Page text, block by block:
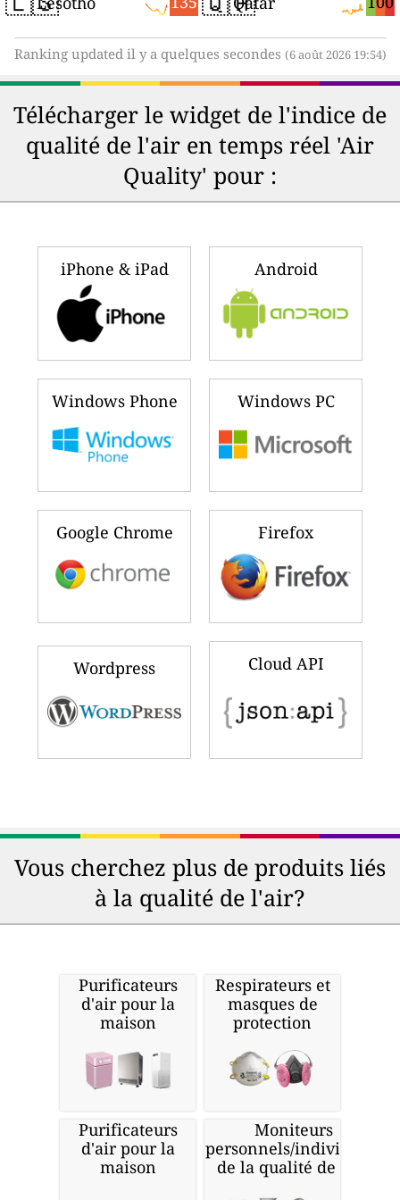
Ranking updated il y a quelques secondes (6 août 2026 19:54)
Télécharger le widget de l'indice de
qualité de l'air en temps réel 'Air
Quality' pour :
iPhone & iPad Android
Windows Phone Windows PC
Google Chrome Firefox
Wordpress Cloud API
Vous cherchez plus de produits liés
à la qualité de l'air?
Purificateurs
d'air pour la
maison
Respirateurs et
masques de
protection
Purificateurs
d'air pour la
maison
Moniteurs
personnels/individuels
de la qualité de l'air